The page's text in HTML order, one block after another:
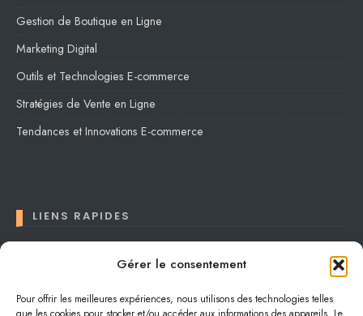
Gérer le consentement
Pour offrir les meilleures expériences, nous utilisons des technologies telles
Gestion de Boutique en Ligne
Marketing Digital
Outils et Technologies E-commerce
Stratégies de Vente en Ligne
Tendances et Innovations E-commerce
LIENS RAPIDES